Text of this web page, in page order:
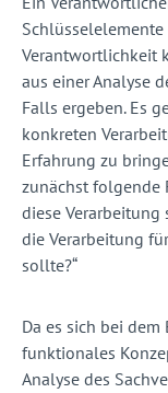
Verantwortlichkeit
aus einer Analyse
Falls ergeben. Es
konkreten
Erfahrung zu
zunächst folgende
diese Verarbeitung
die Verarbeitung
sollte?“
Da es sich bei
funktionales
Analyse des